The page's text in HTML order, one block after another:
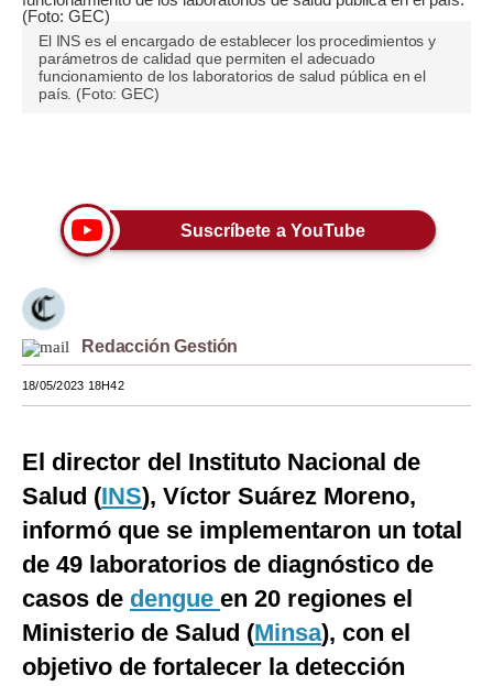
Editorial
Pregunta de hoy
Blogs
Viajes
Estilos
Mundo
EEUU
México
España
Internacional
Club del Suscriptor
Mix
El INS es el encargado de establecer los procedimientos y
parámetros de calidad que permiten el adecuado
funcionamiento de los laboratorios de salud pública en el
país. (Foto: GEC)
Suscríbete a YouTube
Redacción Gestión
18/05/2023 18H42
El director del Instituto Nacional de
Salud (INS), Víctor Suárez Moreno,
informó que se implementaron un total
de 49 laboratorios de diagnóstico de
casos de dengue en 20 regiones el
Ministerio de Salud (Minsa), con el
objetivo de fortalecer la detección